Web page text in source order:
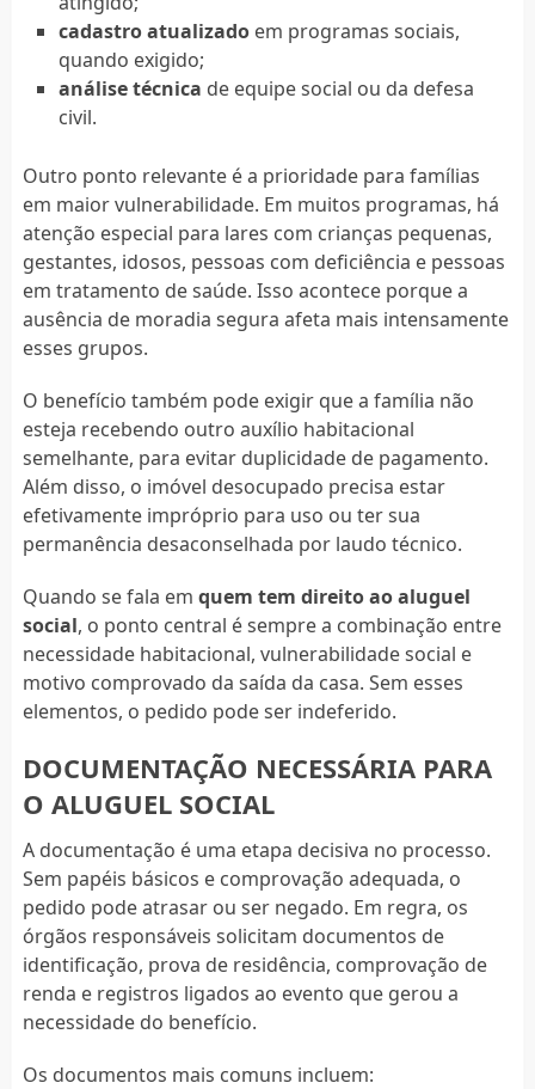
cadastro atualizadoem programas sociais,
quando exigido;
análise técnica de equipe social ou da defesa
civil.
Outro ponto relevante é a prioridade para famílias
em maior vulnerabilidade. Em muitos programas, há
atenção especial para lares com crianças pequenas,
gestantes, idosos, pessoas com deficiência e pessoas
em tratamento de saúde. Isso acontece porque a
ausência de moradia segura afeta mais intensamente
esses grupos.
O benefício também pode exigir que a família não
esteja recebendo outro auxílio habitacional
semelhante, para evitar duplicidade de pagamento.
Além disso, o imóvel desocupado precisa estar
efetivamente impróprio para uso ou ter sua
permanência desaconselhada por laudo técnico.
Quando se fala em quem tem direito ao aluguel
social, o ponto central é sempre a combinação entre
necessidade habitacional, vulnerabilidade social e
motivo comprovado da saída da casa. Sem esses
elementos, o pedido pode ser indeferido.
DOCUMENTAÇÃO NECESSÁRIA PARA
O ALUGUEL SOCIAL
A documentação é uma etapa decisiva no processo.
Sem papéis básicos e comprovação adequada, o
pedido pode atrasar ou ser negado. Em regra, os
órgãos responsáveis solicitam documentos de
identificação, prova de residência, comprovação de
renda e registros ligados ao evento que gerou a
necessidade do benefício.
Os documentos mais comuns incluem: